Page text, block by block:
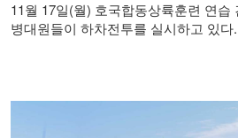
11월 17일(월) 호국합동상륙훈련 연습
병대원들이 하차전투를 실시하고 있다.